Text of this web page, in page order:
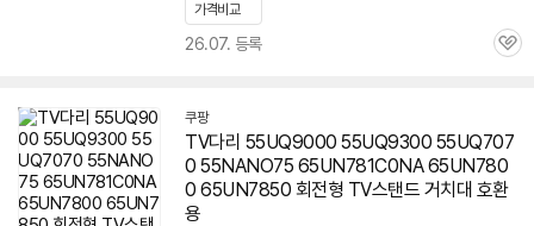
가격비교
26.07. 등록
관
쿠팡
TV다리 55UQ9000 55UQ9300 55UQ707
0 55NANO75 65UN781C0NA 65UN780
0 65UN7850 회전형 TV스탠드 거치대 호환
용